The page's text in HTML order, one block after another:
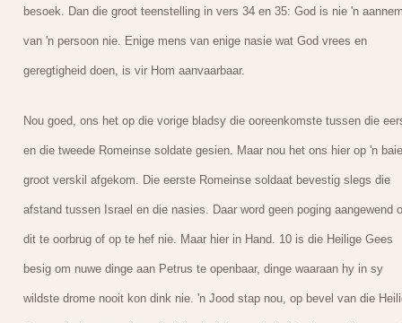
besoek. Dan die groot teenstelling in vers 34 en 35: God is nie 'n
van 'n persoon nie. Enige mens van enige nasie wat God vrees en
geregtigheid doen, is vir Hom aanvaarbaar.
Nou goed, ons het op die vorige bladsy die ooreenkomste tussen die
en die tweede Romeinse soldate gesien. Maar nou het ons hier op 'n baie
groot verskil afgekom. Die eerste Romeinse soldaat bevestig slegs die
afstand tussen Israel en die nasies. Daar word geen poging aangewend
dit te oorbrug of op te hef nie. Maar hier in Hand. 10 is die Heilige Gees
besig om nuwe dinge aan Petrus te openbaar, dinge waaraan hy in sy
wildste drome nooit kon dink nie. 'n Jood stap nou, op bevel van die